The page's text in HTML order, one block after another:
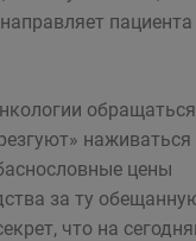
пациента
наживаться
цены
за ту
что на